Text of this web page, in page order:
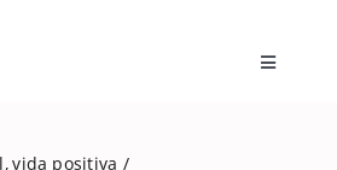
Toggle
vida positiva